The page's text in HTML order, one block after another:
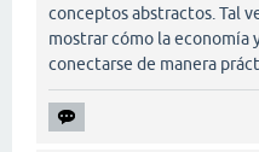
conceptos abstractos. Tal
mostrar cómo la economía
conectarse de manera